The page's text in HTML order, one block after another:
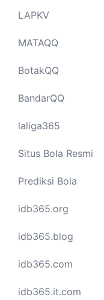
LAPKV
MATAQQ
BotakQQ
BandarQQ
laliga365
Situs Bola Resmi
Prediksi Bola
idb365.org
idb365.blog
idb365.com
idb365.it.com